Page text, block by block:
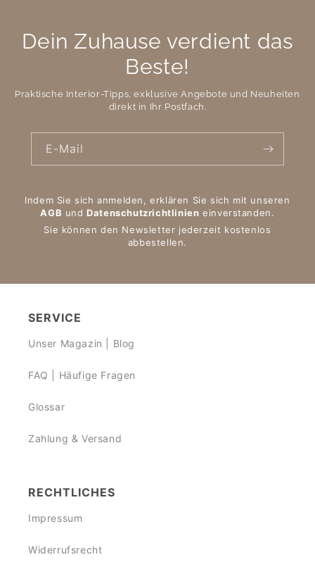
Dein Zuhause verdient das
Beste!
Praktische Interior-Tipps, exklusive Angebote und Neuheiten
direkt in Ihr Postfach.
E-Mail
Indem Sie sich anmelden, erklären Sie sich mit unseren
AGB undDatenschutzrichtlinien einverstanden.
Sie können den Newsletter jederzeit kostenlos
abbestellen.
SERVICE
Unser Magazin | Blog
FAQ | Häufige Fragen
Glossar
Zahlung & Versand
RECHTLICHES
Impressum
Widerrufsrecht